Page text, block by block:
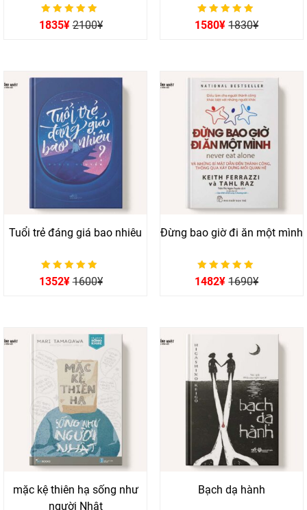
Được xếp hạng
0
1835¥ 2100¥
Được xếp hạng
0
1580¥ 1830¥
Tuổi trẻ đáng giá bao nhiêu
Được xếp hạng
0
1352¥ 1600¥
Đừng bao giờ đi ăn một mình
Được xếp hạng
0
1482¥ 1690¥
mặc kệ thiên hạ sống như
người Nhật
Bạch dạ hành